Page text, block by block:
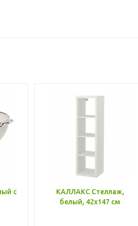
с
КАЛЛАКС Стеллаж,
белый, 42x147 см